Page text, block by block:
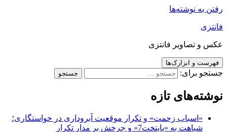
رفتن به نوشته‌ها
فانتزی
عکس و تصاویر فانتزی
فهرست و ابزارک‌ها
جستجو برای:
نوشته‌های تازه
«اسباب زحمت» و تکرار موقعیت آبروداری در خواستگاری؛
شباهت به «پایتخت7» و چرخش بر مدار تکرار